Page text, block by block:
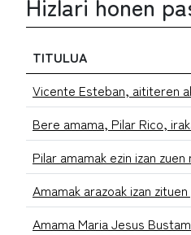
Hizlari honen
TITULUA
Vicente Esteban, aititeren
Bere amama, Pilar Rico,
Pilar amamak ezin izan
Amamak arazoak izan
Amama Maria Jesus